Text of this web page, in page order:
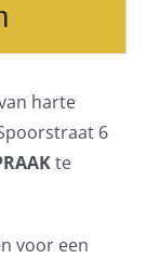
harte
6
te
voor een